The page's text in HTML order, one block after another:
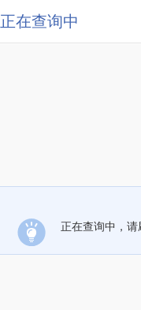
正在查询中
正在查询中，请